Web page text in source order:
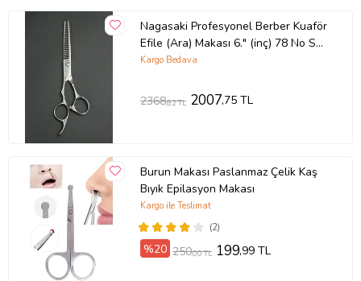
Nagasaki Profesyonel Berber Kuaför
Efile (Ara) Makası 6." (inç) 78 No Sol
El Makası
Kargo Bedava
2368,82 TL 2007,75 TL
Burun Makası Paslanmaz Çelik Kaş
Bıyık Epilasyon Makası
(2)
Kargo ile Teslimat
%20 250,00 TL 199,99 TL